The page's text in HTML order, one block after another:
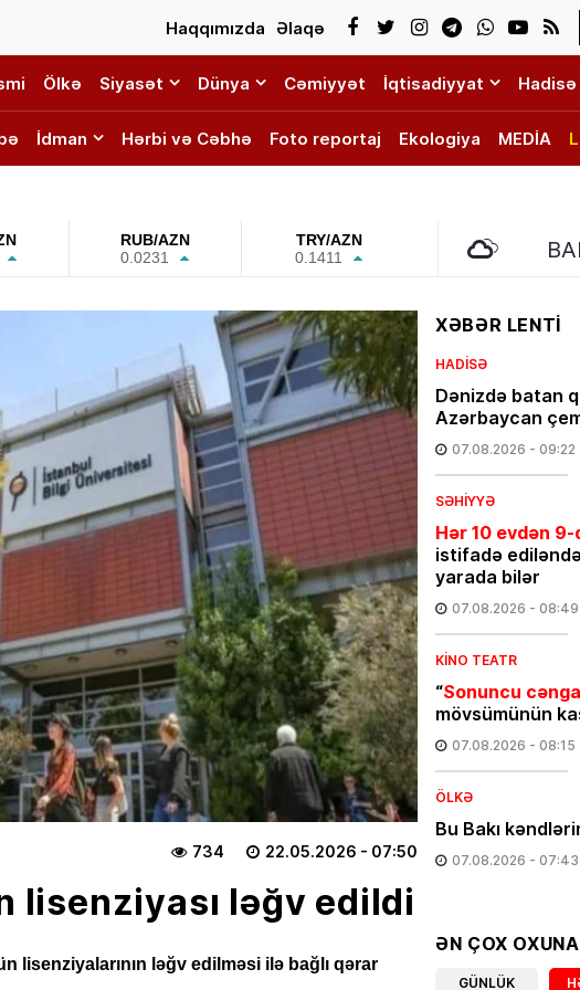
Haqqımızda Əlaqə
Ölkə Siyasət Dünya Cəmiyyət İqtisadiyyat Hadisə
İdman Hərbi və Cəbhə Foto reportaj Ekologiya MEDİA
RUB/AZN
0.0231
TRY/AZN
0.1411
22.05.2026 - 07:50
734
lisenziyası ləğv edildi
lisenziyalarının ləğv edilməsi ilə bağlı qərar
XƏBƏR LENTİ
HADISƏ
Dənizdə batan
Azərbaycan
07.08.2026 - 09:22
SƏHIYYƏ
Hər 10 evdən
istifadə
yarada bilər
07.08.2026 - 08:49
KINO TEATR
“Sonuncu
mövsümünün
07.08.2026 - 08:15
ÖLKƏ
Bu Bakı
07.08.2026 - 07:43
Avqustun 7-si
insanlar
ƏN ÇOX
GÜNLÜK